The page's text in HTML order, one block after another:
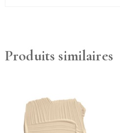
Produits similaires
plusieurs
variations.